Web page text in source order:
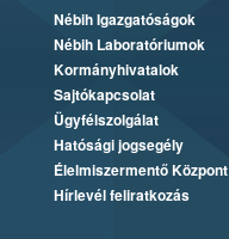
Nébih Igazgatóságok
Nébih Laboratóriumok
Kormányhivatalok
Sajtókapcsolat
Ügyfélszolgálat
Hatósági jogsegély
Élelmiszermentő Központ
Hírlevél feliratkozás